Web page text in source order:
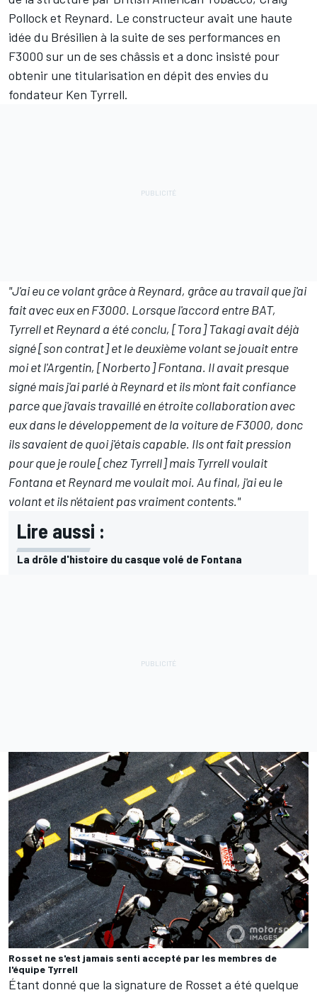
Pollock et Reynard. Le constructeur avait une haute
idée du Brésilien à la suite de ses performances en
F3000 sur un de ses châssis et a donc insisté pour
obtenir une titularisation en dépit des envies du
fondateur Ken Tyrrell.
"J'ai eu ce volant grâce à Reynard, grâce au travail que j'ai
fait avec eux en F3000. Lorsque l'accord entre BAT,
Tyrrell et Reynard a été conclu, [Tora] Takagi avait déjà
signé [son contrat] et le deuxième volant se jouait entre
moi et l'Argentin, [Norberto] Fontana. Il avait presque
signé mais j'ai parlé à Reynard et ils m'ont fait confiance
parce que j'avais travaillé en étroite collaboration avec
eux dans le développement de la voiture de F3000, donc
ils savaient de quoi j'étais capable. Ils ont fait pression
pour que je roule [chez Tyrrell] mais Tyrrell voulait
Fontana et Reynard me voulait moi. Au final, j'ai eu le
volant et ils n'étaient pas vraiment contents."
Lire aussi :
La drôle d'histoire du casque volé de Fontana
Rosset ne s'est jamais senti accepté par les membres de
l'équipe Tyrrell
Étant donné que la signature de Rosset a été quelque